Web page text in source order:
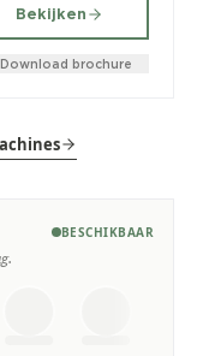
Bekijken
Download brochure
BESCHIKBAAR